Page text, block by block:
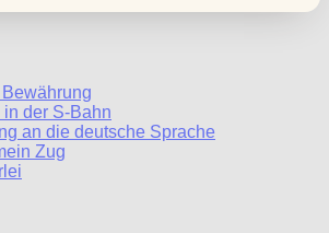
der S-Bahn
an die deutsche Sprache
Zug